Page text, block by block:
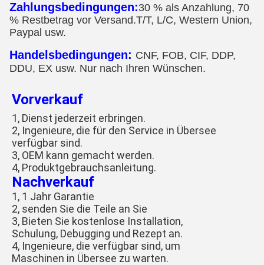
Zahlungsbedingungen:30 % als Anzahlung, 70
% Restbetrag vor Versand.T/T, L/C, Western Union,
Paypal usw.
Handelsbedingungen: CNF, FOB, CIF, DDP,
DDU, EX usw. Nur nach Ihren Wünschen.
Vorverkauf
1, Dienst jederzeit erbringen.
2, Ingenieure, die für den Service in Übersee
verfügbar sind.
3, OEM kann gemacht werden.
4, Produktgebrauchsanleitung.
Nachverkauf
1, 1 Jahr Garantie
2, senden Sie die Teile an Sie
3, Bieten Sie kostenlose Installation,
Schulung, Debugging und Rezept an.
4, Ingenieure, die verfügbar sind, um
Maschinen in Übersee zu warten.